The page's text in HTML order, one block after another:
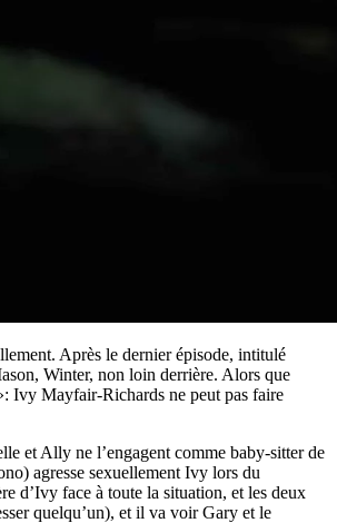
Après le dernier épisode, intitulé
Winter, non loin derrière. Alors que
Ivy Mayfair-Richards ne peut pas faire
et Ally ne l’engagent comme baby-sitter de
) agresse sexuellement Ivy lors du
d’Ivy face à toute la situation, et les deux
quelqu’un), et il va voir Gary et le